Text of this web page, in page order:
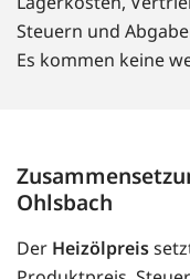
Steuern und
Es kommen keine
Ohlsbach
Der Heizölpreis